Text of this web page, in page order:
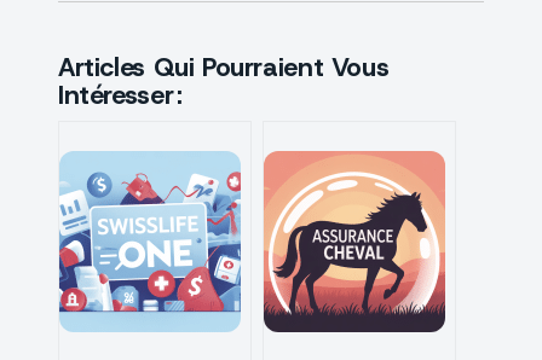
Articles Qui Pourraient Vous
Intéresser :